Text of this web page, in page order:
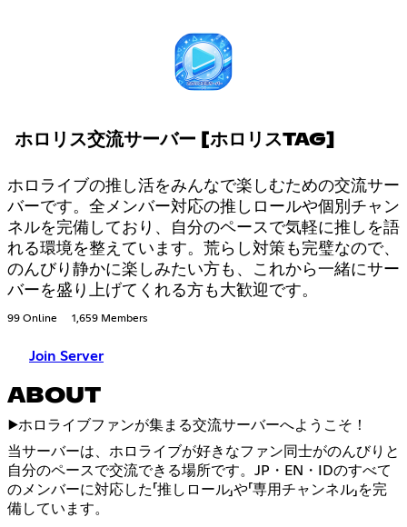
ホロリス交流サーバー [ホロリスTAG]
ホロライブの推し活をみんなで楽しむための交流サー
バーです。全メンバー対応の推しロールや個別チャン
ネルを完備しており、自分のペースで気軽に推しを語
れる環境を整えています。荒らし対策も完璧なので、
のんびり静かに楽しみたい方も、これから一緒にサー
バーを盛り上げてくれる方も大歓迎です。
99 Online 1,659 Members
Join Server
ABOUT
▶️ホロライブファンが集まる交流サーバーへようこそ！
当サーバーは、ホロライブが好きなファン同士がのんびりと
自分のペースで交流できる場所です。JP・EN・IDのすべて
のメンバーに対応した「推しロール」や「専用チャンネル」を完
備しています。